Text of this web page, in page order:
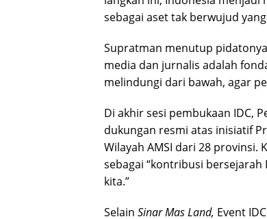
sebagai aset tak berwujud
Supratman menutup
media dan jurnalis adalah
melindungi dari bawah, agar
Di akhir sesi pembukaan IDC,
dukungan resmi atas inisiatif
Wilayah AMSI dari 28 provinsi.
sebagai “kontribusi
kita.”
Selain Sinar Mas Land, Event